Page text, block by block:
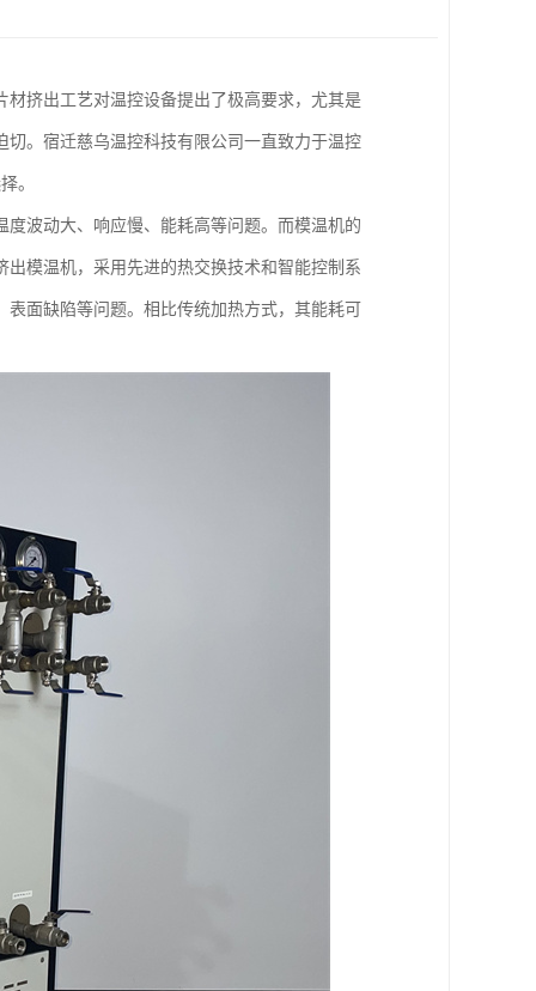
挤出工艺对温控设备提出了极高要求，尤其是
。宿迁慈乌温控科技有限公司一直致力于温控
。
波动大、响应慢、能耗高等问题。而模温机的
模温机，采用先进的热交换技术和智能控制系
面缺陷等问题。相比传统加热方式，其能耗可